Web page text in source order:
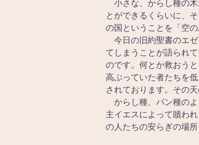
小さな、からし種の木
とができるくらいに、
の国ということを「空
今日の旧約聖書のエゼ
てしまうことが語られ
のです。何とか救おう
高ぶっていた者たちを
されております。その
からし種、パン種のよ
主イエスによって贖わ
の人たちの安らぎの場